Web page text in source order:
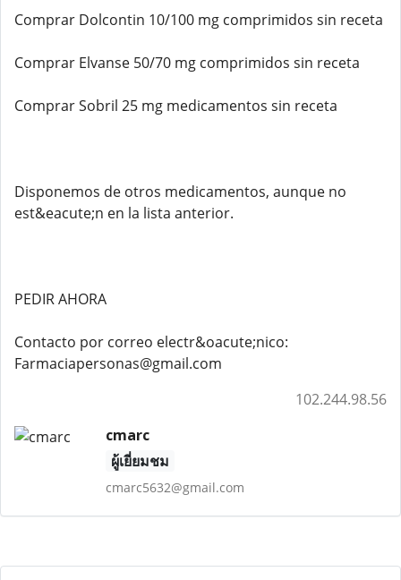
Comprar Dolcontin 10/100 mg comprimidos sin receta
Comprar Elvanse 50/70 mg comprimidos sin receta
Comprar Sobril 25 mg medicamentos sin receta
Disponemos de otros medicamentos, aunque no
est&eacute;n en la lista anterior.
PEDIR AHORA
Contacto por correo electr&oacute;nico:
Farmaciapersonas@gmail.com
102.244.98.56
cmarc
ผู้เยี่ยมชม
cmarc5632@gmail.com